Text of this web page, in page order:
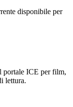
disponibile per
portale ICE per film,
lettura.